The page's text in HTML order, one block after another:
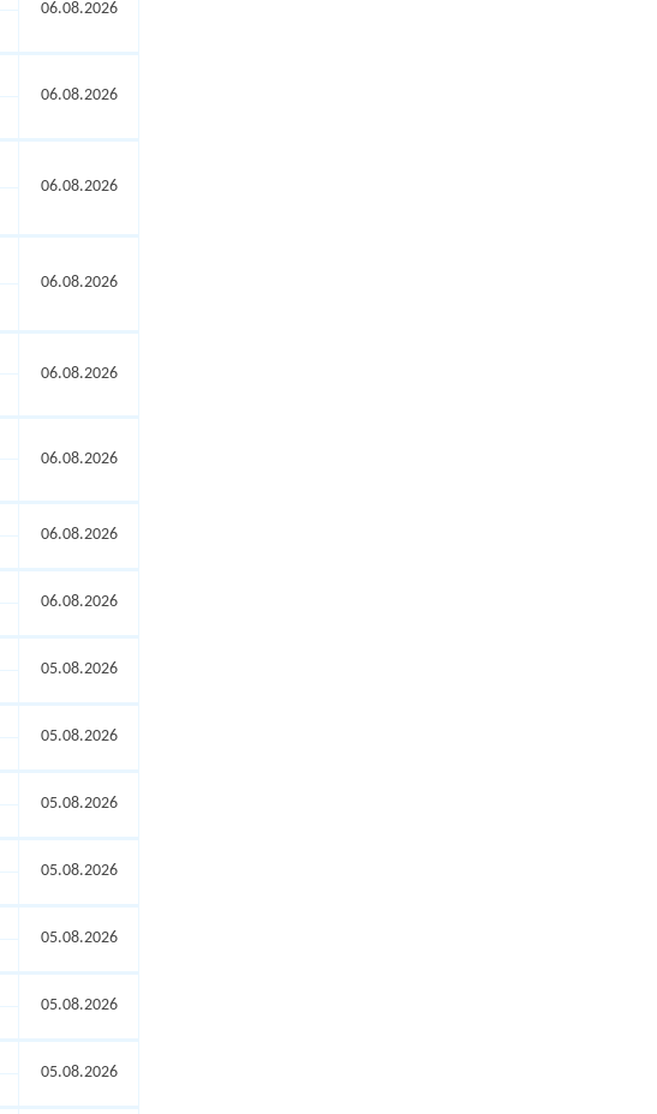
06.08.2026
06.08.2026
06.08.2026
06.08.2026
06.08.2026
06.08.2026
06.08.2026
06.08.2026
05.08.2026
05.08.2026
05.08.2026
05.08.2026
05.08.2026
05.08.2026
05.08.2026